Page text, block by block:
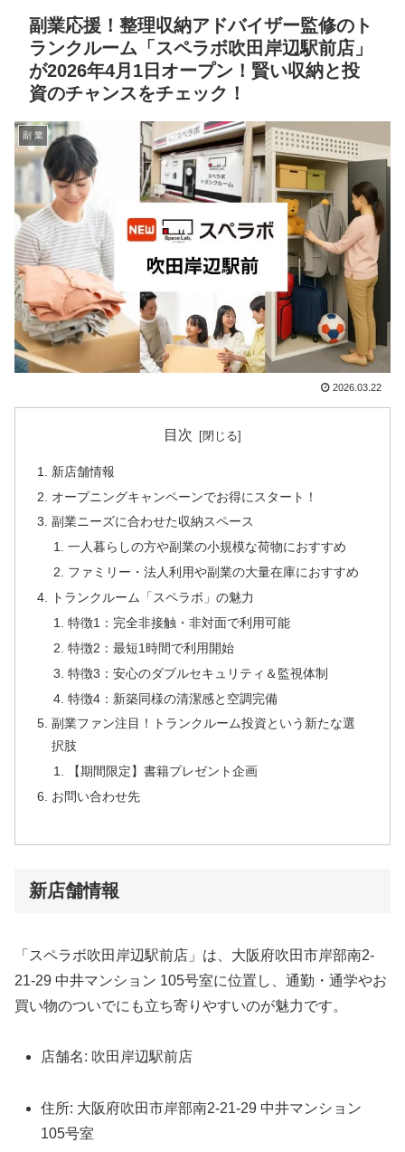
副業応援！整理収納アドバイザー監修のト
ランクルーム「スペラボ吹田岸辺駅前店」
が2026年4月1日オープン！賢い収納と投
資のチャンスをチェック！
副 業
2026.03.22
目次
新店舗情報
オープニングキャンペーンでお得にスタート！
副業ニーズに合わせた収納スペース
一人暮らしの方や副業の小規模な荷物におすすめ
ファミリー・法人利用や副業の大量在庫におすすめ
トランクルーム「スペラボ」の魅力
特徴1：完全非接触・非対面で利用可能
特徴2：最短1時間で利用開始
特徴3：安心のダブルセキュリティ＆監視体制
特徴4：新築同様の清潔感と空調完備
副業ファン注目！トランクルーム投資という新たな選
択肢
【期間限定】書籍プレゼント企画
お問い合わせ先
新店舗情報
「スペラボ吹田岸辺駅前店」は、大阪府吹田市岸部南2-
21-29 中井マンション 105号室に位置し、通勤・通学やお
買い物のついでにも立ち寄りやすいのが魅力です。
店舗名: 吹田岸辺駅前店
住所: 大阪府吹田市岸部南2-21-29 中井マンション
105号室